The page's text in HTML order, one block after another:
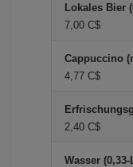
Lokales Bier
7,00 C$
Cappuccino
4,77 C$
2,40 C$
Wasser